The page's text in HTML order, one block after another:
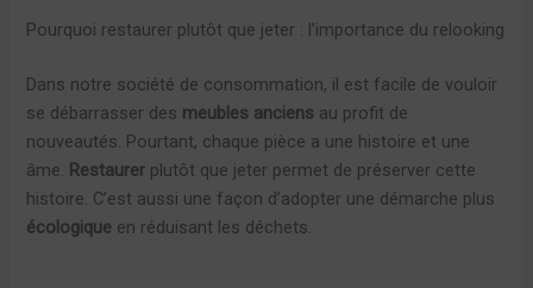
Pourquoi restaurer plutôt que jeter : l’importance du relooking
Dans notre société de consommation, il est facile de vouloir
se débarrasser des meubles anciens au profit de
nouveautés. Pourtant, chaque pièce a une histoire et une
âme. Restaurer plutôt que jeter permet de préserver cette
histoire. C’est aussi une façon d’adopter une démarche plus
écologique en réduisant les déchets.